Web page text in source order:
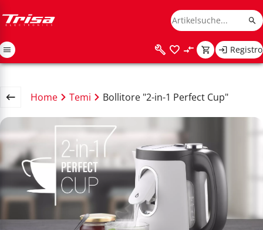
Registro
Home Temi Bollitore "2-in-1 Perfect Cup"